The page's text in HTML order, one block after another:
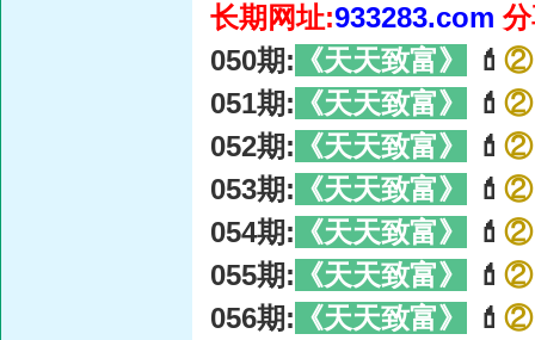
长期网址:933283.com
050期: 《天天致富》 💄 ②
051期: 《天天致富》 💄 ②
052期: 《天天致富》 💄 ②
053期: 《天天致富》 💄 ②
054期: 《天天致富》 💄 ②
055期: 《天天致富》 💄 ②
056期: 《天天致富》 💄 ②